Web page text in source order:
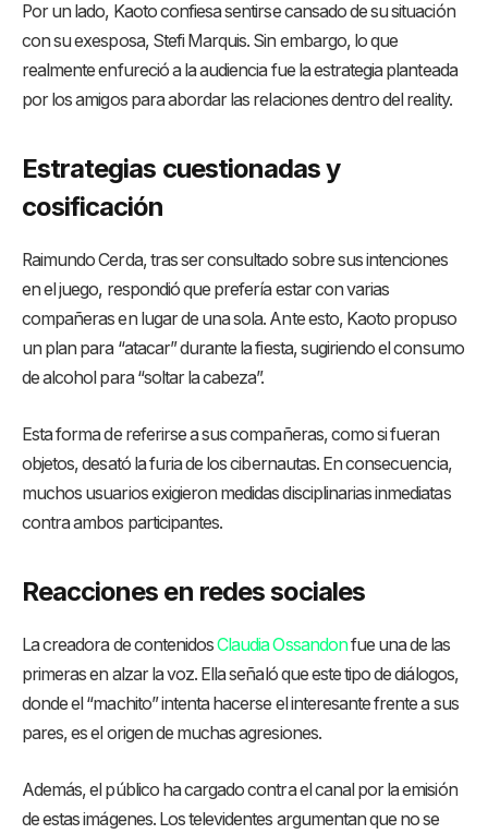
Por un lado, Kaoto confiesa sentirse cansado de su situación
con su exesposa, Stefi Marquis. Sin embargo, lo que
realmente enfureció a la audiencia fue la estrategia planteada
por los amigos para abordar las relaciones dentro del reality.
Estrategias cuestionadas y
cosificación
Raimundo Cerda, tras ser consultado sobre sus intenciones
en el juego, respondió que prefería estar con varias
compañeras en lugar de una sola. Ante esto, Kaoto propuso
un plan para “atacar” durante la fiesta, sugiriendo el consumo
de alcohol para “soltar la cabeza”.
Esta forma de referirse a sus compañeras, como si fueran
objetos, desató la furia de los cibernautas. En consecuencia,
muchos usuarios exigieron medidas disciplinarias inmediatas
contra ambos participantes.
Reacciones en redes sociales
La creadora de contenidosClaudia Ossandonfue una de las
primeras en alzar la voz. Ella señaló que este tipo de diálogos,
donde el “machito” intenta hacerse el interesante frente a sus
pares, es el origen de muchas agresiones.
Además, el público ha cargado contra el canal por la emisión
de estas imágenes. Los televidentes argumentan que no se